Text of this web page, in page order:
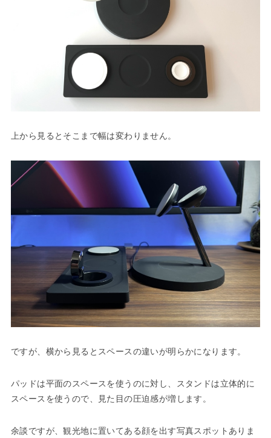
上から見るとそこまで幅は変わりません。
ですが、横から見るとスペースの違いが明らかになります。
パッドは平面のスペースを使うのに対し、スタンドは立体的に
スペースを使うので、見た目の圧迫感が増します。
余談ですが、観光地に置いてある顔を出す写真スポットありま